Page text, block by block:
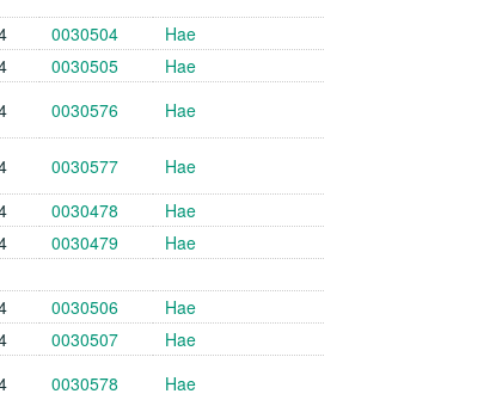
0030504
Hae
0030505
Hae
0030576 Hae
0030577
Hae
0030478
Hae
0030479 Hae
0030506
Hae
0030507
Hae
0030578 Hae